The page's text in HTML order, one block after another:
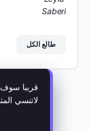
طالع الكل
قريبا سوف
لاتنسي